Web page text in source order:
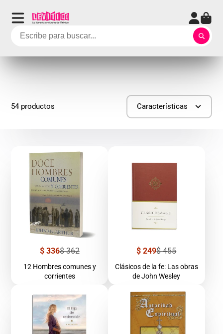
54 productos Características
Precio
venta
$ 336Precio
$ 362
12 Hombres comunes y
corrientes
Precio
venta
$ 249Precio
$ 455
Clásicos de la fe: Las obras
de John Wesley